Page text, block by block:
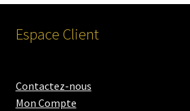
Espace Client
Contactez-nous
Mon Compte